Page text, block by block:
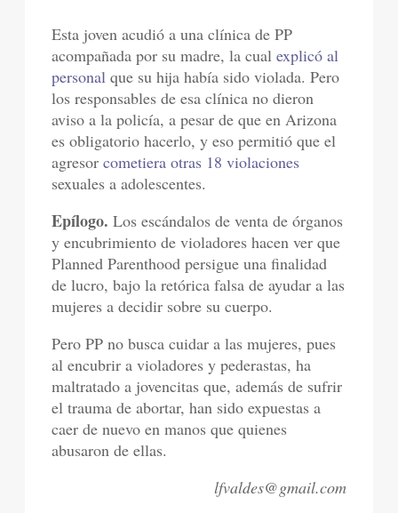
Esta joven acudió a una clínica de PP
acompañada por su madre, la cualexplicó al
personal que su hija había sido violada. Pero
los responsables de esa clínica no dieron
aviso a la policía, a pesar de que en Arizona
es obligatorio hacerlo, y eso permitió que el
agresorcometiera otras 18 violaciones
sexuales a adolescentes.
Epílogo. Los escándalos de venta de órganos
y encubrimiento de violadores hacen ver que
Planned Parenthood persigue una finalidad
de lucro, bajo la retórica falsa de ayudar a las
mujeres a decidir sobre su cuerpo.
Pero PP no busca cuidar a las mujeres, pues
al encubrir a violadores y pederastas, ha
maltratado a jovencitas que, además de sufrir
el trauma de abortar, han sido expuestas a
caer de nuevo en manos que quienes
abusaron de ellas.
lfvaldes@gmail.com